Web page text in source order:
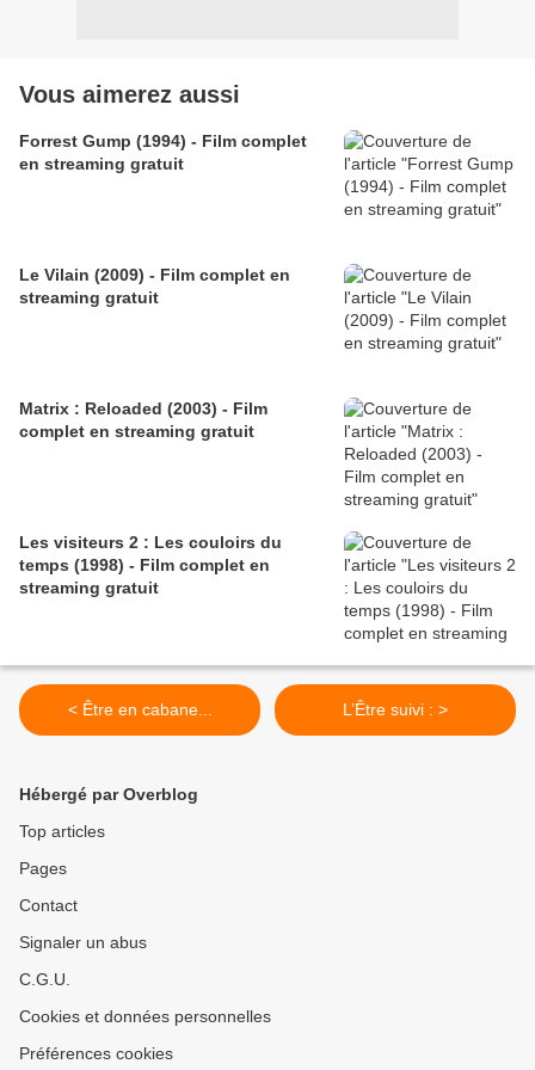
Vous aimerez aussi
Forrest Gump (1994) - Film complet
en streaming gratuit
Le Vilain (2009) - Film complet en
streaming gratuit
Matrix : Reloaded (2003) - Film
complet en streaming gratuit
Les visiteurs 2 : Les couloirs du
temps (1998) - Film complet en
streaming gratuit
< Être en cabane... L’Être suivi : >
Hébergé par Overblog
Top articles
Pages
Contact
Signaler un abus
C.G.U.
Cookies et données personnelles
Préférences cookies